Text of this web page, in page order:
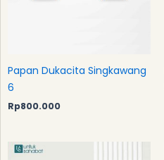
Papan Dukacita Singkawang
6
Rp800.000